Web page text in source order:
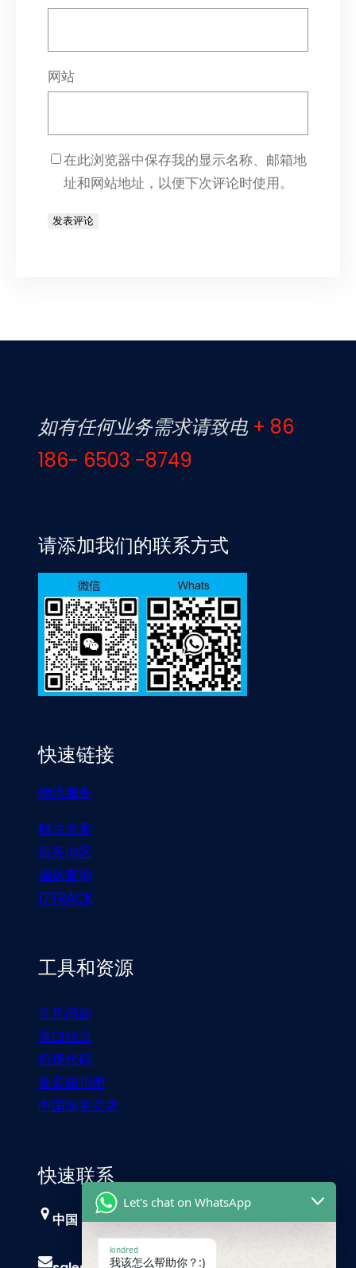
网站
在此浏览器中保存我的显示名称、邮箱地
址和网站地址，以便下次评论时使用。
如有任何业务需求请致电 + 86
186- 6503 -8749
请添加我们的联系方式
快速链接
物流服务
解决方案
服务地区
偏远查询
17TRACK
工具和资源
常见问题
港口信息
机场代码
集装箱指南
中国海关总署
快速联系
中国，广州
Let's chat on WhatsApp
kindred
我该怎么帮助你？:)